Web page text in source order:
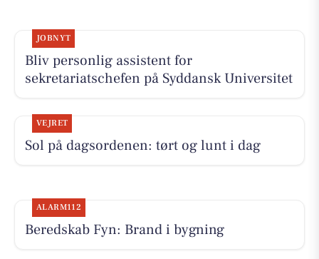
JOBNYT
Bliv personlig assistent for
sekretariatschefen på Syddansk Universitet
VEJRET
Sol på dagsordenen: tørt og lunt i dag
ALARM112
Beredskab Fyn: Brand i bygning